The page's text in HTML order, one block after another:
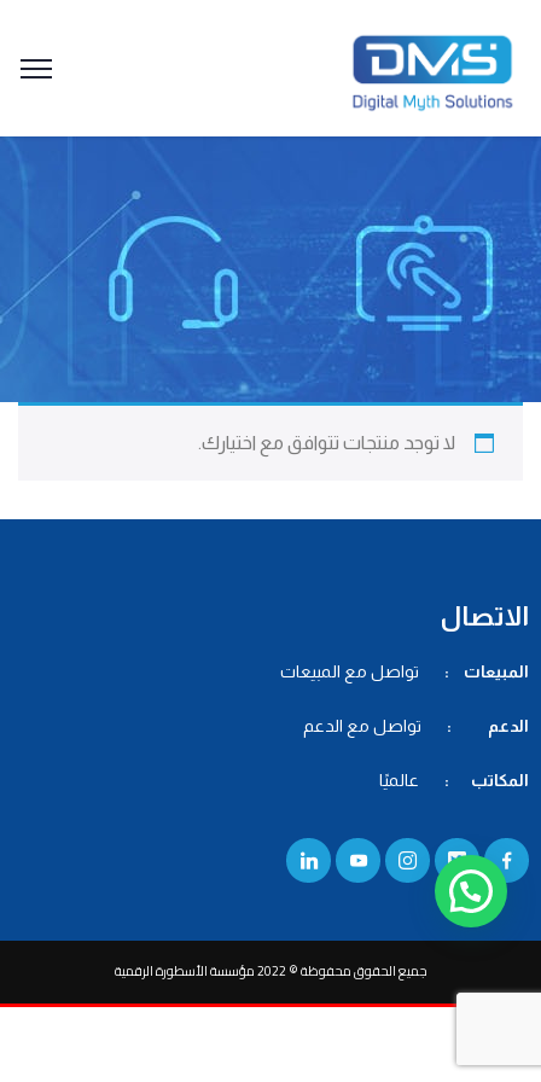
لا توجد منتجات تتوافق مع اختيارك.
الاتصال
المبيعات : تواصل مع المبيعات
الدعم : تواصل مع الدعم
المكاتب : عالميًا
جميع الحقوق محفوظة © 2022 مؤسسة الأسطورة الرقمية